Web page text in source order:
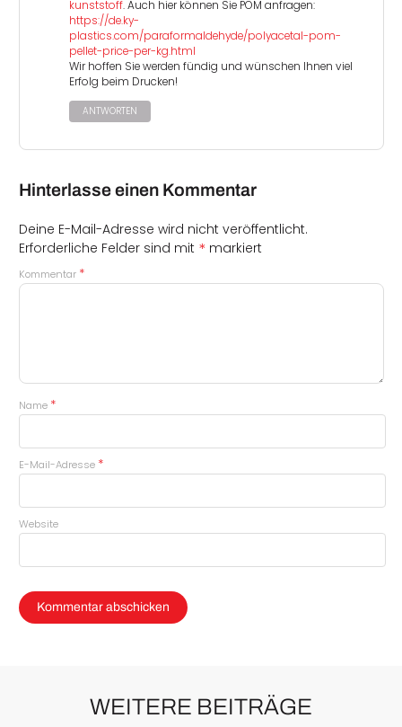
kunststoff. Auch hier können Sie POM anfragen:
https://de.ky-
plastics.com/paraformaldehyde/polyacetal-pom-
pellet-price-per-kg.html
Wir hoffen Sie werden fündig und wünschen Ihnen viel
Erfolg beim Drucken!
ANTWORTEN
Hinterlasse einen Kommentar
Deine E-Mail-Adresse wird nicht veröffentlicht.
Erforderliche Felder sind mit * markiert
Kommentar *
Name *
E-Mail-Adresse *
Website
WEITERE BEITRÄGE